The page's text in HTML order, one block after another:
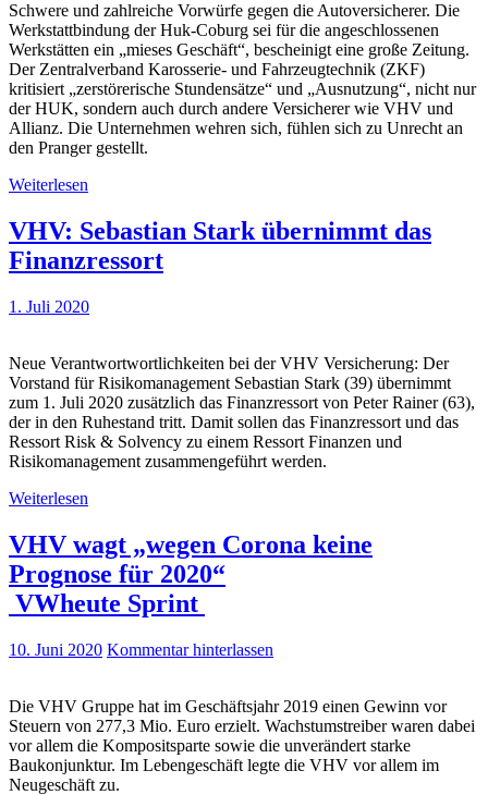
Schwere und zahlreiche Vorwürfe gegen die Autoversicherer. Die
Werkstattbindung der Huk-Coburg sei für die angeschlossenen
Werkstätten ein „mieses Geschäft“, bescheinigt eine große Zeitung.
Der Zentralverband Karosserie- und Fahrzeugtechnik (ZKF)
kritisiert „zerstörerische Stundensätze“ und „Ausnutzung“, nicht nur
der HUK, sondern auch durch andere Versicherer wie VHV und
Allianz. Die Unternehmen wehren sich, fühlen sich zu Unrecht an
den Pranger gestellt.
Weiterlesen
VHV: Sebastian Stark übernimmt das
Finanzressort
1. Juli 2020
Neue Verantwortwortlichkeiten bei der VHV Versicherung: Der
Vorstand für Risikomanagement Sebastian Stark (39) übernimmt
zum 1. Juli 2020 zusätzlich das Finanzressort von Peter Rainer (63),
der in den Ruhestand tritt. Damit sollen das Finanzressort und das
Ressort Risk & Solvency zu einem Ressort Finanzen und
Risikomanagement zusammengeführt werden.
Weiterlesen
VHV wagt „wegen Corona keine
Prognose für 2020“
VWheute Sprint
10. Juni 2020 Kommentar hinterlassen
Die VHV Gruppe hat im Geschäftsjahr 2019 einen Gewinn vor
Steuern von 277,3 Mio. Euro erzielt. Wachstumstreiber waren dabei
vor allem die Kompositsparte sowie die unverändert starke
Baukonjunktur. Im Lebengeschäft legte die VHV vor allem im
Neugeschäft zu.